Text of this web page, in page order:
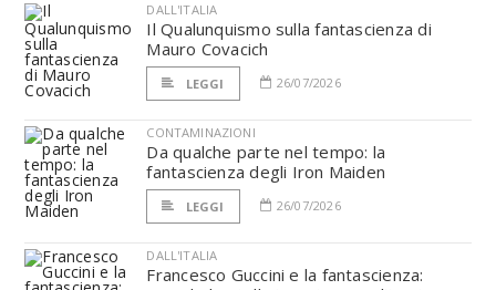
DALL'ITALIA
Il Qualunquismo sulla fantascienza di
Mauro Covacich
LEGGI 26/07/2026
CONTAMINAZIONI
Da qualche parte nel tempo: la
fantascienza degli Iron Maiden
LEGGI 26/07/2026
DALL'ITALIA
Francesco Guccini e la fantascienza: